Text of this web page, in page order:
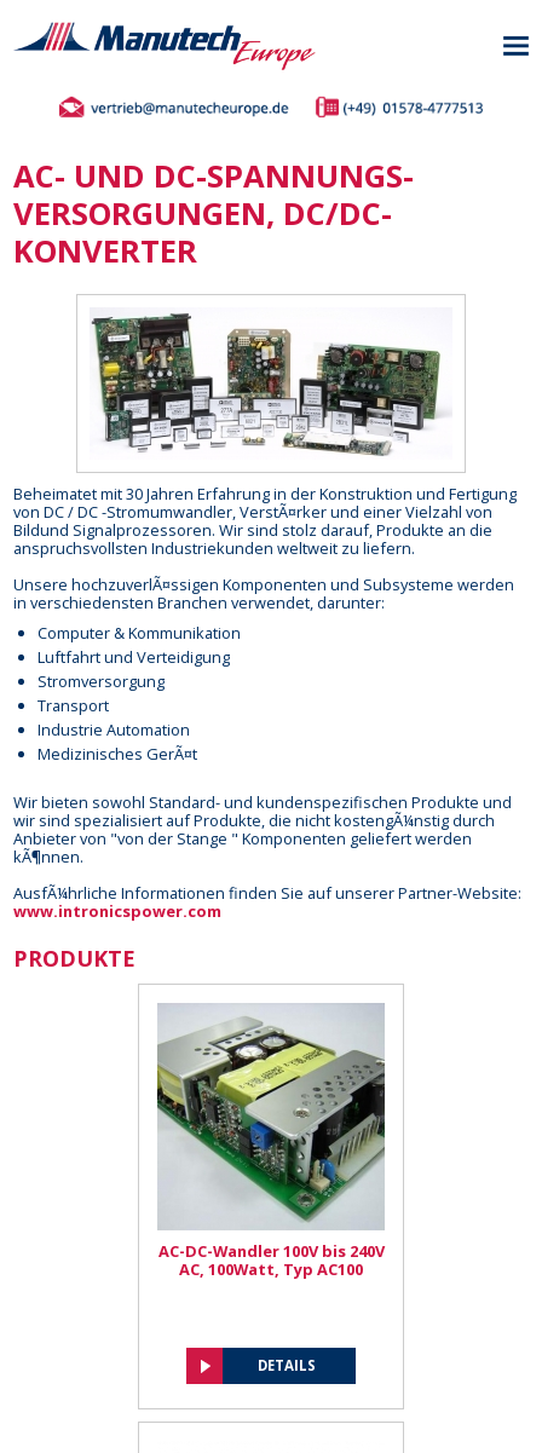
AC- UND DC-SPANNUNGS-
VERSORGUNGEN, DC/DC-
KONVERTER
Beheimatet mit 30 Jahren Erfahrung in der Konstruktion und Fertigung
von DC / DC -Stromumwandler, VerstÃ¤rker und einer Vielzahl von
Bildund Signalprozessoren. Wir sind stolz darauf, Produkte an die
anspruchsvollsten Industriekunden weltweit zu liefern.
Unsere hochzuverlÃ¤ssigen Komponenten und Subsysteme werden
in verschiedensten Branchen verwendet, darunter:
Computer & Kommunikation
Luftfahrt und Verteidigung
Stromversorgung
Transport
Industrie Automation
Medizinisches GerÃ¤t
Wir bieten sowohl Standard- und kundenspezifischen Produkte und
wir sind spezialisiert auf Produkte, die nicht kostengÃ¼nstig durch
Anbieter von "von der Stange " Komponenten geliefert werden
kÃ¶nnen.
AusfÃ¼hrliche Informationen finden Sie auf unserer Partner-Website:
www.intronicspower.com
PRODUKTE
AC-DC-Wandler 100V bis 240V
AC, 100Watt, Typ AC100
DETAILS